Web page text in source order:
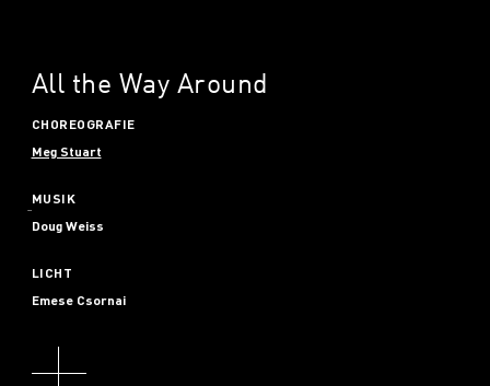
All the Way Around
CHOREOGRAFIE
Meg Stuart
MUSIK
Doug Weiss
LICHT
Emese Csornai